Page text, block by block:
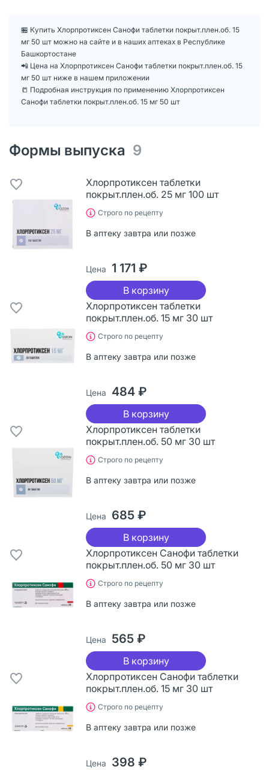
🏪 Купить Хлорпротиксен Санофи таблетки покрыт.плен.об. 15
мг 50 шт можно на сайте и в наших аптеках в Республике
Башкортостане
📲 Цена на Хлорпротиксен Санофи таблетки покрыт.плен.об. 15
мг 50 шт ниже в нашем приложении
📒 Подробная инструкция по применению Хлорпротиксен
Санофи таблетки покрыт.плен.об. 15 мг 50 шт
Формы выпуска 9
Хлорпротиксен таблетки
покрыт.плен.об. 25 мг 100 шт
Строго по рецепту
В аптеку завтра или позже
Цена 1 171 ₽
В корзину
Хлорпротиксен таблетки
покрыт.плен.об. 15 мг 30 шт
Строго по рецепту
В аптеку завтра или позже
Цена 484 ₽
В корзину
Хлорпротиксен таблетки
покрыт.плен.об. 50 мг 30 шт
Строго по рецепту
В аптеку завтра или позже
Цена 685 ₽
В корзину
Хлорпротиксен Санофи таблетки
покрыт.плен.об. 50 мг 30 шт
Строго по рецепту
В аптеку завтра или позже
Цена 565 ₽
В корзину
Хлорпротиксен Санофи таблетки
покрыт.плен.об. 15 мг 30 шт
Строго по рецепту
В аптеку завтра или позже
Цена 398 ₽